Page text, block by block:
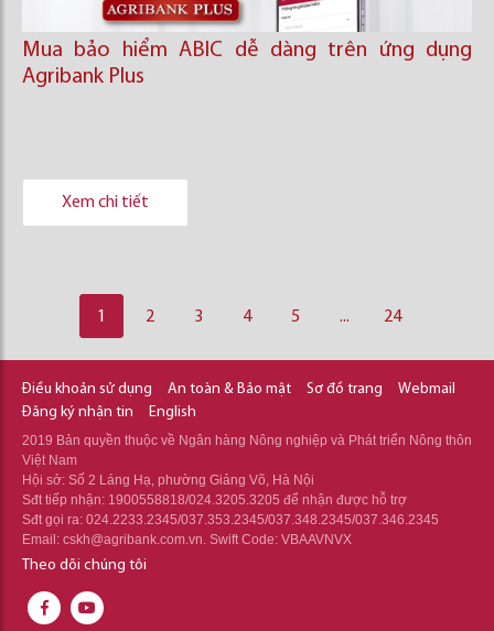
Mua bảo hiểm ABIC dễ dàng trên ứng dụng
Agribank Plus
Xem chi tiết
1 2 3 4 5 ... 24
Điều khoản sử dụng An toàn & Bảo mật Sơ đồ trang
Webmail
Đăng ký nhận tin
English
2019 Bản quyền thuộc về Ngân hàng Nông nghiệp và Phát triển Nông thôn
Việt Nam
Hội sở: Số 2 Láng Hạ, phường Giảng Võ, Hà Nội
Sđt tiếp nhận: 1900558818/024.3205.3205 để nhận được hỗ trợ
Sđt gọi ra: 024.2233.2345/037.353.2345/037.348.2345/037.346.2345
Email: cskh@agribank.com.vn. Swift Code: VBAAVNVX
Theo dõi chúng tôi